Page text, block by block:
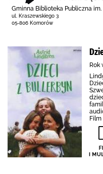
Gminna Biblioteka Publiczna
ul. Kraszewskiego 3
05-806 Komorów
Rok